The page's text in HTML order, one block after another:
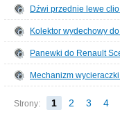
Dźwi przednie lewe
Kolektor wydechowy
Panewki do Renault
Mechanizm
Strony: 1 2 3 4